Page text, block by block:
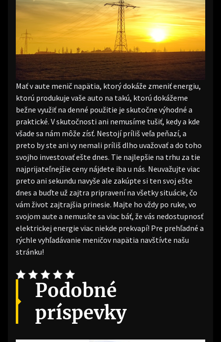
Mať v aute menič napätia, ktorý dokáže zmeniť energiu,
ktorú produkuje vaše auto na takú, ktorú dokážeme
bežne využiť na denné použitie je skutočne výhodné a
praktické. V skutočnosti ani nemusíme tušiť, kedy a kde
všade sa nám môže zísť. Nestojí príliš veľa peňazí, a
preto by ste ani vy nemali príliš dlho uvažovať a do toho
svojho investovať ešte dnes. Tie najlepšie na trhu za tie
najprijateľnejšie ceny nájdete iba u nás. Neuvažujte viac
preto ani sekundu navyše ale zakúpte si ten svoj ešte
dnes a buďte už zajtra pripravení na všetky situácie, čo
vám život zajtrajšia prinesie. Majte ho vždy po ruke, vo
svojom aute a nemusíte sa viac báť, že vás nedostupnosť
elektrickej energie viac niekde prekvapí! Pre prehľadné a
rýchle vyhľadávanie meničov napätia navštívte našu
stránku!
Podobné
príspevky